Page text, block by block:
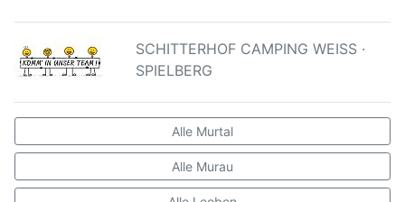
SCHITTERHOF CAMPING WEISS ·
SPIELBERG
Alle Murtal
Alle Murau